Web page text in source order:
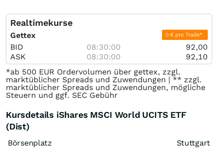
Realtimekurse
Gettex 0 € pro Trade*
BID 08:30:00
92,00
ASK
08:30:00
92,10
*ab 500 EUR Ordervolumen über gettex, zzgl.
marktüblicher Spreads und Zuwendungen | ** zzgl.
marktüblicher Spreads und Zuwendungen, mögliche
Steuern und ggf. SEC Gebühr
Kursdetails iShares MSCI World UCITS ETF
(Dist)
Börsenplatz
Stuttgart